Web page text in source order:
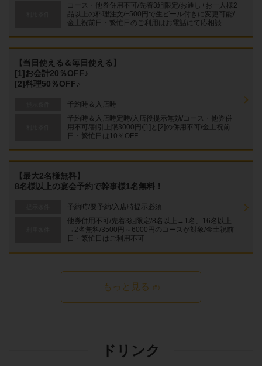
コース・他券併用不可/先着3組限定/お通し+お一人様2
品以上の料理注文/+500円で生ビール付きに変更可能/
金土祝前日・繁忙日のご利用はお電話にて応相談
【当日使える＆毎日使える】
[1]お会計20％OFF♪
[2]料理50％OFF♪
予約時＆入店時
予約時＆入店時定時/入店後提示無効/コース・他券併
用不可/割引上限3000円/[1]と[2]の併用不可/金土祝前
日・繁忙日は10％OFF
【最大2名様無料】
8名様以上の宴会予約で幹事様1名無料！
予約時/要予約/入店時提示必須
他券併用不可/先着3組限定/8名以上→1名、16名以上
→2名無料/3500円～6000円のコースが対象/金土祝前
日・繁忙日はご利用不可
もっと見る (5)
ドリンク